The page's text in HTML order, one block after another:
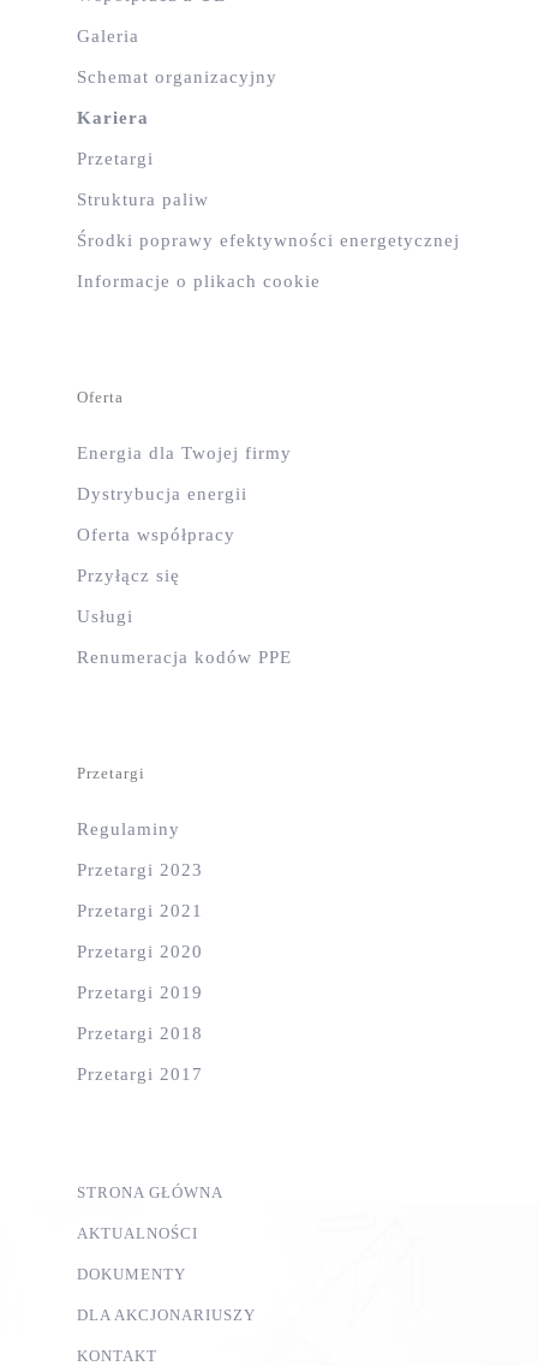
Galeria
Schemat organizacyjny
Kariera
Przetargi
Struktura paliw
Środki poprawy efektywności energetycznej
Informacje o plikach cookie
Oferta
Energia dla Twojej firmy
Dystrybucja energii
Oferta współpracy
Przyłącz się
Usługi
Renumeracja kodów PPE
Przetargi
Regulaminy
Przetargi 2023
Przetargi 2021
Przetargi 2020
Przetargi 2019
Przetargi 2018
Przetargi 2017
STRONA GŁÓWNA
AKTUALNOŚCI
DOKUMENTY
DLA AKCJONARIUSZY
KONTAKT